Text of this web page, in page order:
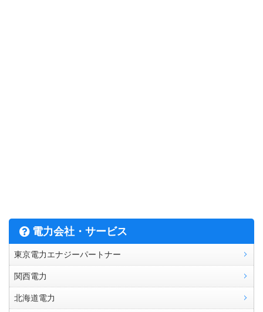
電力会社・サービス
東京電力エナジーパートナー
関西電力
北海道電力